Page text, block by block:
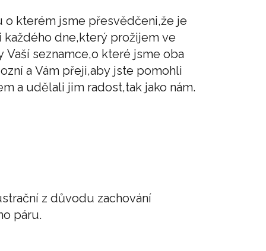
o kterém jsme přesvědčeni,že je
dne,který prožijem ve
Vaší seznamce,o které jsme oba
a Vám přeji,aby jste pomohli
a udělali jim radost,tak jako nám.
z důvodu zachování
páru.